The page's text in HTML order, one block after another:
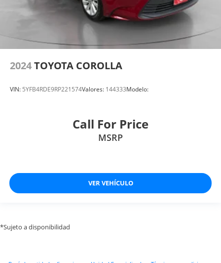
2024TOYOTA COROLLA
VIN: 5YFB4RDE9RP221574Valores: 144333Modelo:
Call For Price
MSRP
VER VEHÍCULO
*Sujeto a disponibilidad